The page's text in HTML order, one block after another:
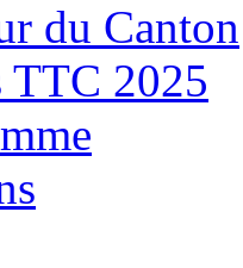
du Canton
TTC 2025